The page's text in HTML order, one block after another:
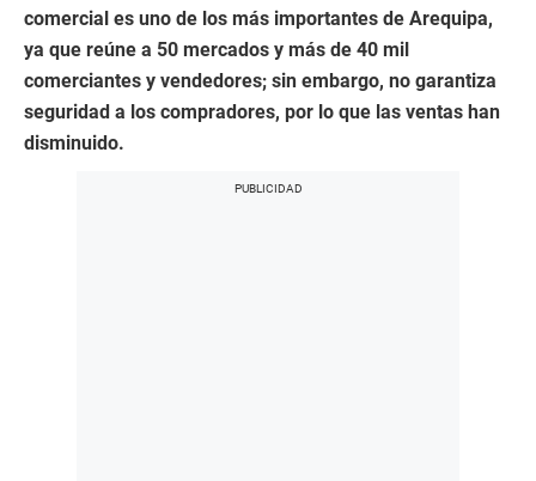
comercial es uno de los más importantes de Arequipa,
ya que reúne a 50 mercados y más de 40 mil
comerciantes y vendedores; sin embargo, no garantiza
seguridad a los compradores, por lo que las ventas han
disminuido.